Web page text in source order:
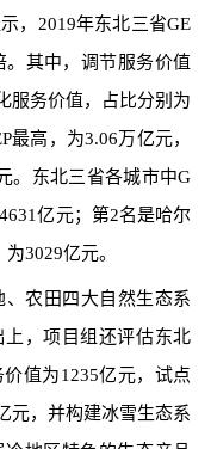
，2019年东北三省GE
。其中，调节服务价值
服务价值，占比分别为
最高，为3.06万亿元，
。东北三省各城市中G
亿元；第2名是哈尔
3029亿元。
农田四大自然生态系
，项目组还评估东北
值为1235亿元，试点
元，并构建冰雪生态系